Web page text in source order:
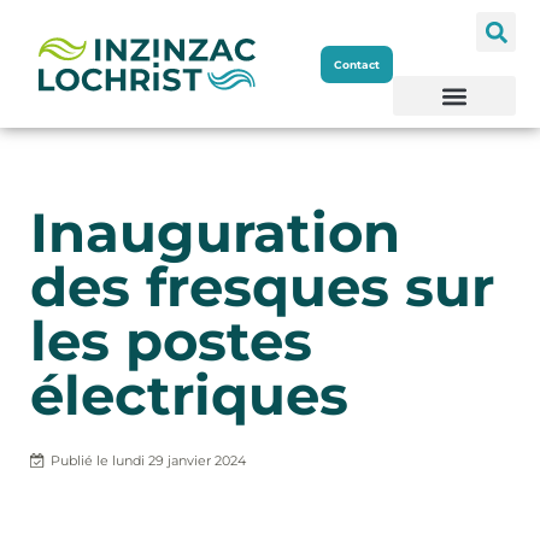
Aller
au
contenu
Contact
Inauguration
des fresques sur
les postes
électriques
Publié le lundi 29 janvier 2024